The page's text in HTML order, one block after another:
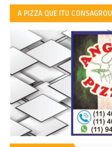
A PIZZA QUE ITU CONSAGROU